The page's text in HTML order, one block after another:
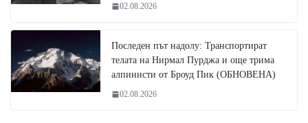
02.08.2026
Последен път надолу: Транспортират
телата на Нирмал Пурджа и още трима
алпинисти от Броуд Пик (ОБНОВЕНА)
02.08.2026